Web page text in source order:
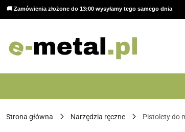
🚚 Zamówienia złożone do 13:00 wysyłamy tego samego dnia
Strona główna Narzędzia ręczne Pistolety do